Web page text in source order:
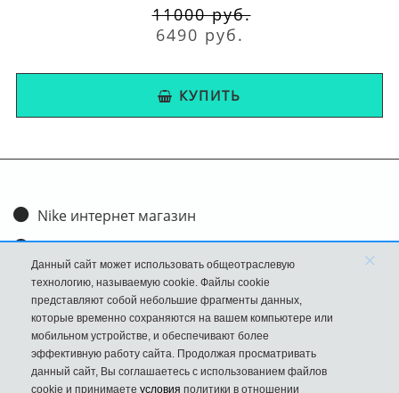
11000 руб.
6490 руб.
КУПИТЬ
Nike интернет магазин
Доставка и оплата
Обмен и возврат
Размеры
FAQ
Новости
Данный сайт может использовать общеотраслевую
технологию, называемую cookie. Файлы cookie
представляют собой небольшие фрагменты данных,
которые временно сохраняются на вашем компьютере или
мобильном устройстве, и обеспечивают более
эффективную работу сайта. Продолжая просматривать
данный сайт, Вы соглашаетесь с использованием файлов
cookie и принимаете условия политики в отношении
×